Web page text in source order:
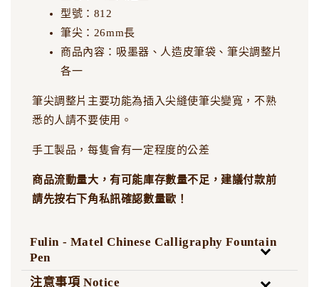
型號：812
筆尖：26mm長
商品內容：吸墨器、人造皮筆袋、筆尖調整片
各一
筆尖調整片主要功能為插入尖縫使筆尖變寬，不熟
悉的人請不要使用。
手工製品，每隻會有一定程度的公差
商品流動量大，有可能庫存數量不足，建議付款前
請先按右下角私訊確認數量歐！
Fulin - Matel Chinese Calligraphy Fountain
Pen
注意事項 Notice